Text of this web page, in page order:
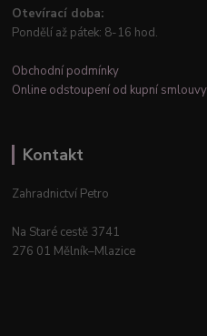
Otevírací doba:
Pondělí až pátek: 8-16 hod.
Obchodní podmínky
Online odstoupení od kupní smlouvy
Kontakt
Zahradnictví Petro
Na Staré cestě 3741
276 01 Mělník–Mlazice